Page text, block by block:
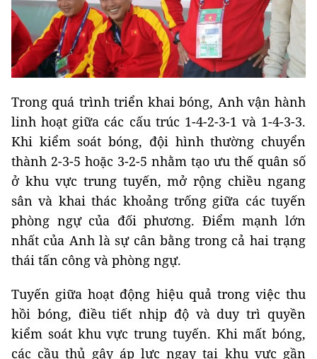
Trong quá trình triển khai bóng, Anh vận hành
linh hoạt giữa các cấu trúc 1-4-2-3-1 và 1-4-3-3.
Khi kiểm soát bóng, đội hình thường chuyển
thành 2-3-5 hoặc 3-2-5 nhằm tạo ưu thế quân số
ở khu vực trung tuyến, mở rộng chiều ngang
sân và khai thác khoảng trống giữa các tuyến
phòng ngự của đối phương. Điểm mạnh lớn
nhất của Anh là sự cân bằng trong cả hai trạng
thái tấn công và phòng ngự.
Tuyến giữa hoạt động hiệu quả trong việc thu
hồi bóng, điều tiết nhịp độ và duy trì quyền
kiểm soát khu vực trung tuyến. Khi mất bóng,
các cầu thủ gây áp lực ngay tại khu vực gần